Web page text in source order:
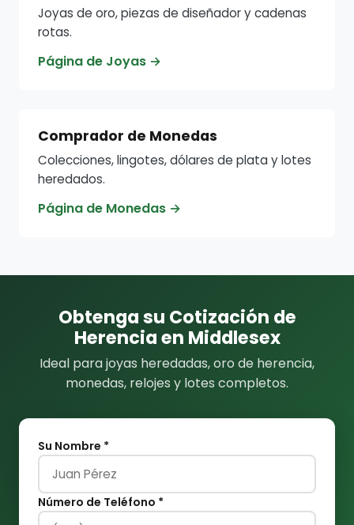
Joyas de oro, piezas de diseñador y cadenas
rotas.
Página de Joyas →
Comprador de Monedas
Colecciones, lingotes, dólares de plata y lotes
heredados.
Página de Monedas →
Obtenga su Cotización de
Herencia en Middlesex
Ideal para joyas heredadas, oro de herencia,
monedas, relojes y lotes completos.
Su Nombre *
Número de Teléfono *